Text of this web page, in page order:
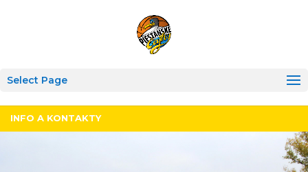
Select Page
INFO A KONTAKTY